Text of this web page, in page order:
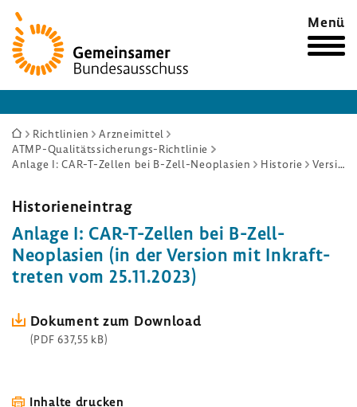
Zur
Startseite
Menü
Sie
sind
hier:
Richtlinien
Arzneimittel
ATMP-Qualitätssicherungs-Richtlinie
Anlage I: CAR-T-Zellen bei B-Zell-Neoplasien
Historie Version mit Inkrafttreten vom 25.11.2023
Histo­ri­en­ein­trag
Anlage I: CAR-​T-Zellen bei B-​Zell-
Neoplasien (in der Version mit Inkraft­
treten vom 25.11.2023)
Doku­ment zum Down­load
(PDF 637,55 kB)
Inhalte drucken